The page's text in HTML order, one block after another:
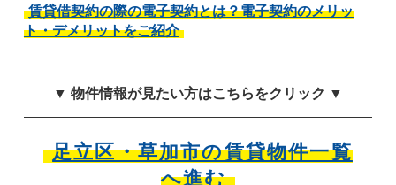
賃貸借契約の際の電子契約とは？電子契約のメリッ
ト・デメリットをご紹介
▼ 物件情報が見たい方はこちらをクリック ▼
足立区・草加市の賃貸物件一覧
へ進む